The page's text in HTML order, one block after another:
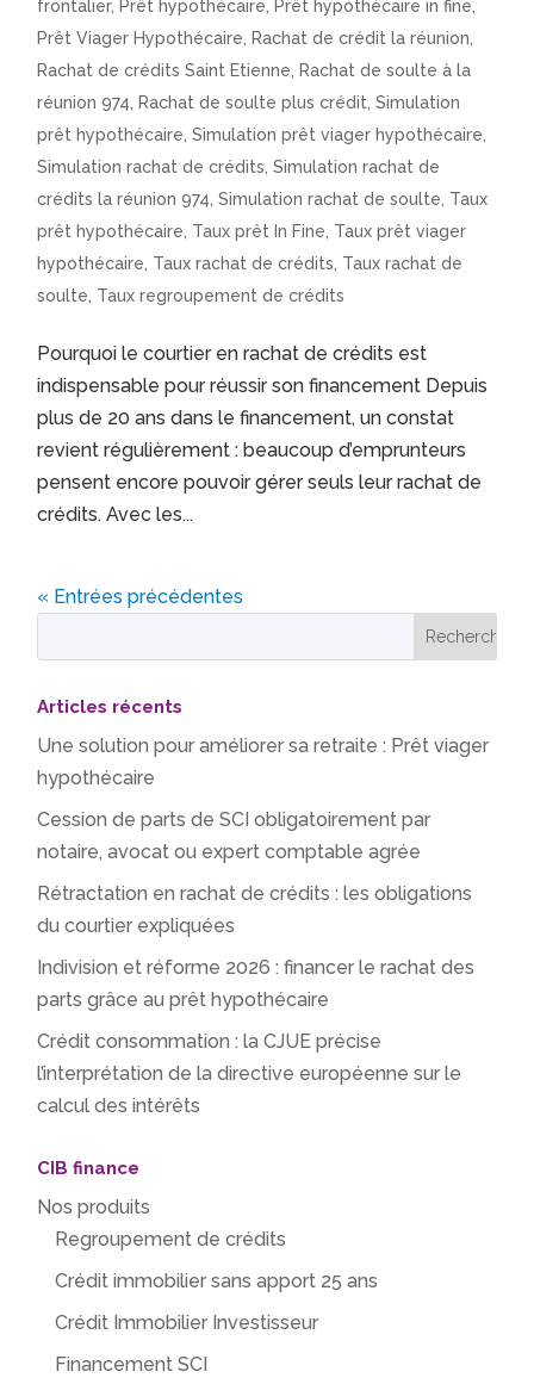
frontalier, Prêt hypothécaire Prêt hypothécaire in fine
Prêt Viager Hypothécaire
Rachat de crédit la réunion
Rachat de crédits Saint Etienne
Rachat de soulte à la
réunion 974
Rachat de soulte plus crédit ,Simulation
prêt hypothécaire ,Simulation prêt viager hypothécaire
Simulation rachat de crédits ,Simulation rachat de
crédits la réunion 974 ,Simulation rachat de soulte Taux
prêt hypothécaire Taux prêt In Fine Taux prêt viager
hypothécaire Taux rachat de crédits Taux rachat de
soulte Taux regroupement de crédits
Pourquoi le courtier en rachat de crédits est
indispensable pour réussir son financement Depuis
plus de 20 ans dans le financement, un constat
revient régulièrement : beaucoup d’emprunteurs
pensent encore pouvoir gérer seuls leur rachat de
crédits. Avec les...
« Entrées précédentes
Articles récents
Une solution pour améliorer sa retraite : Prêt viager
hypothécaire
Cession de parts de SCI obligatoirement par
notaire, avocat ou expert comptable agrée
Rétractation en rachat de crédits : les obligations
du courtier expliquées
Indivision et réforme 2026 : financer le rachat des
parts grâce au prêt hypothécaire
Crédit consommation : la CJUE précise
l’interprétation de la directive européenne sur le
calcul des intérêts
CIB finance
Nos produits
Regroupement de crédits
Crédit immobilier sans apport 25 ans
Crédit Immobilier Investisseur
Financement SCI